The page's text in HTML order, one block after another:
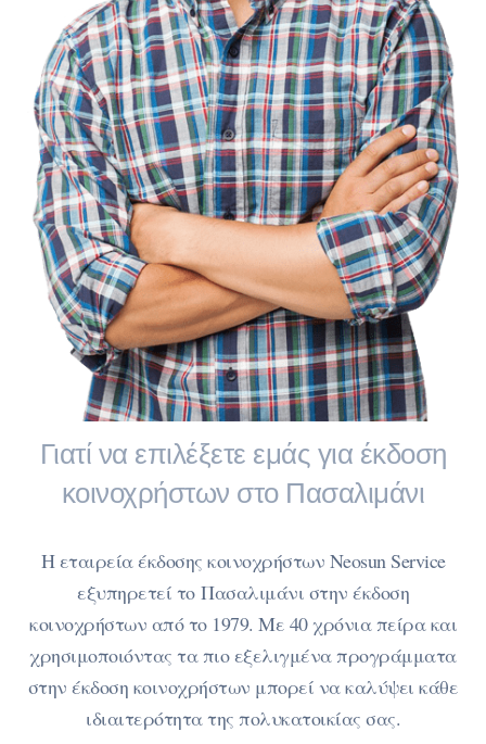
Γιατί να επιλέξετε εμάς για έκδοση
κοινοχρήστων στο Πασαλιμάνι
Η εταιρεία έκδοσης κοινοχρήστων Neosun Service
εξυπηρετεί το Πασαλιμάνι στην έκδοση
κοινοχρήστων από το 1979. Με 40 χρόνια πείρα και
χρησιμοποιόντας τα πιο εξελιγμένα προγράμματα
στην έκδοση κοινοχρήστων μπορεί να καλύψει κάθε
ιδιαιτερότητα της πολυκατοικίας σας.